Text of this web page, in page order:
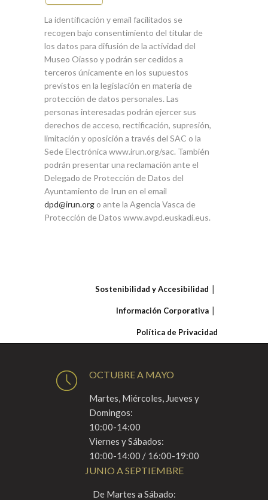
La identificación y email facilitados se
recogen bajo consentimiento del titular de
los datos para difusión de la actividad del
Museo Oiasso y podrán ser cedidos a
terceros únicamente en los supuestos
previstos en la legislación en materia de
protección de datos personales. Las
personas interesadas podrán ejercer sus
derechos de acceso, rectificación, supresión,
limitación y oposición a través del SAC o la
Sede Electrónica www.irun.org/sac. También
podrán presentar una reclamación ante el
Delegado de Protección de Datos del
Ayuntamiento de Irun en el email
dpd@irun.org o ante la Agencia Vasca de
Protección de Datos www.avpd.euskadi.eus.
Sostenibilidad y Accesibilidad
Información Corporativa
Política de Privacidad
OCTUBRE A MAYO
Martes, Miércoles, Jueves y
Domingos:
10:00-14:00
Viernes y Sábados:
10:00-14:00 / 16:00-19:00
JUNIO A SEPTIEMBRE
De Martes a Sábado: